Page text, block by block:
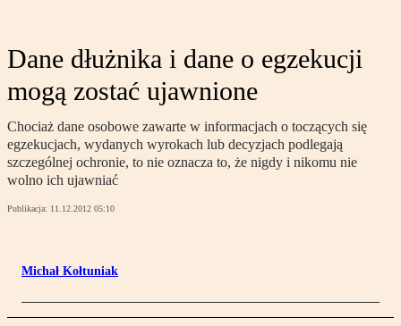
Dane dłużnika i dane o egzekucji
mogą zostać ujawnione
Chociaż dane osobowe zawarte w informacjach o toczących się
egzekucjach, wydanych wyrokach lub decyzjach podlegają
szczególnej ochronie, to nie oznacza to, że nigdy i nikomu nie
wolno ich ujawniać
Publikacja: 11.12.2012 05:10
Michał Kołtuniak